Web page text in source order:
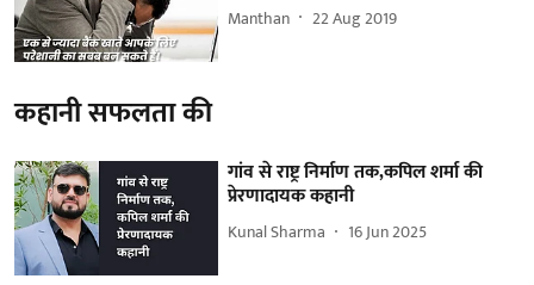
Manthan 22 Aug 2019
कहानी सफलता की
गांव से राष्ट्र निर्माण तक,कपिल शर्मा की
प्रेरणादायक कहानी
Kunal Sharma 16 Jun 2025